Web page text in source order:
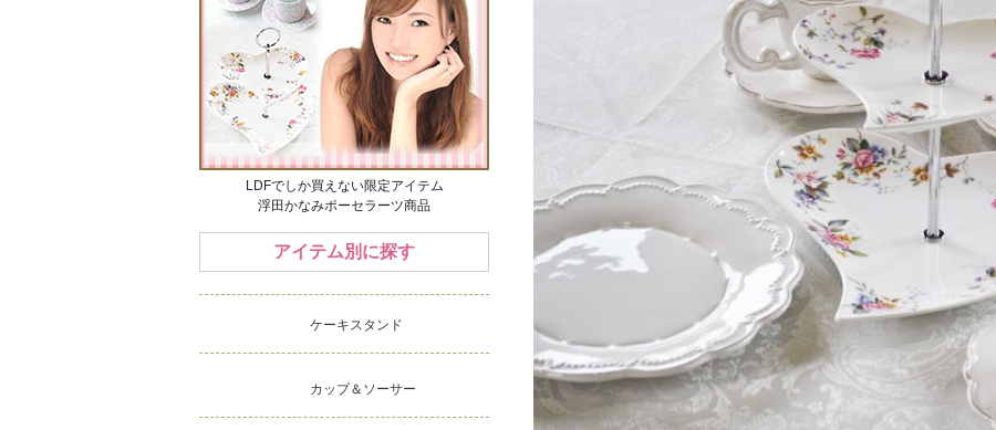
LDFでしか買えない限定アイテム
浮田かなみポーセラーツ商品
アイテム別に探す
ケーキスタンド
カップ＆ソーサー